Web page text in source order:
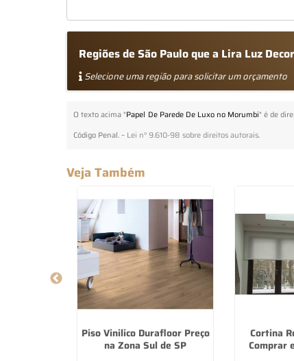
Regiões de São Paulo que a Lira Luz
Selecione uma região para solicitar um orçamento
O texto acima "Papel De Parede De Luxo no Morumbi" é de
Código Penal. – Lei n° 9.610-98 sobre direitos autorais.
Veja Também
Piso Vinilico Durafloor Preço
na Zona Sul de SP
Cortina
Comprar